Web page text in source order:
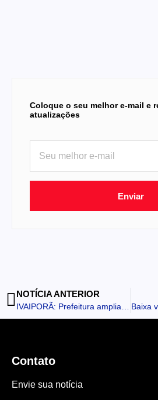
Coloque o seu melhor e-mail e
atualizações
Enviar
NOTÍCIA ANTERIOR
Contato
Envie sua notícia